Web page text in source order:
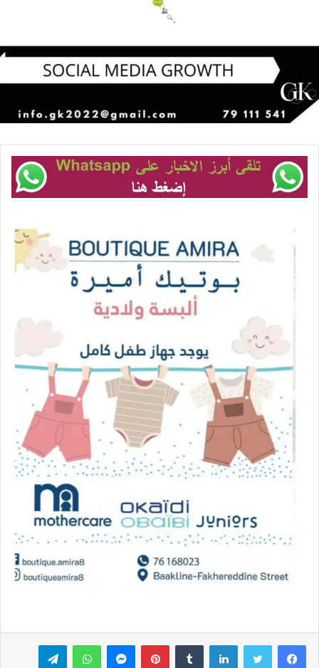
فيسبوك تويتر لينكدإن بينتيريستماسنجر واتساب تيلقرام